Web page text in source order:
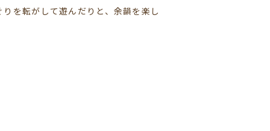
を転がして遊んだりと、余韻を楽し